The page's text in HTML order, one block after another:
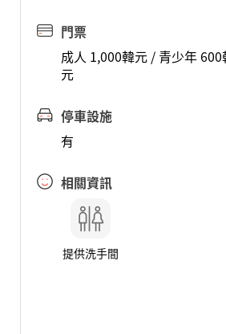
門票
成人 1,000韓元 / 青少年
元
停車設施
有
相關資訊
提供洗手間